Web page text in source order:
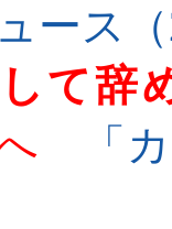
ース
て辞
へ
「